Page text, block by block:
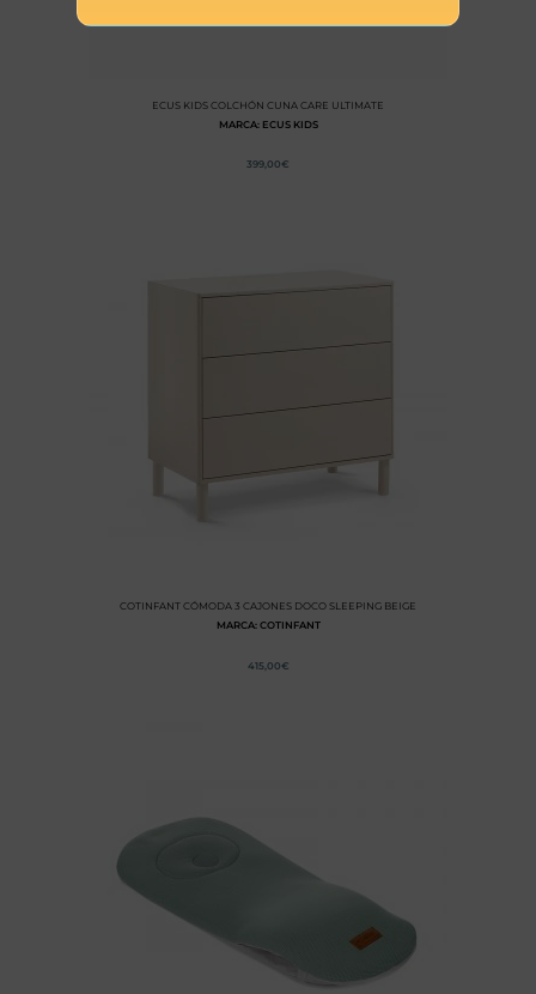
ECUS KIDS COLCHÓN CUNA CARE ULTIMATE
MARCA: ECUS KIDS
399,00 €
COTINFANT CÓMODA 3 CAJONES DOCO SLEEPING BEIGE
MARCA: COTINFANT
415,00 €